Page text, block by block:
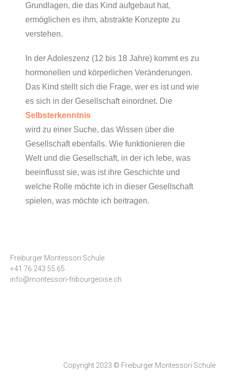
Grundlagen, die das Kind aufgebaut hat,
ermöglichen es ihm, abstrakte Konzepte zu
verstehen.
In der Adoleszenz (12 bis 18 Jahre) kommt es zu
hormonellen und körperlichen Veränderungen.
Das Kind stellt sich die Frage, wer es ist und wie
es sich in der Gesellschaft einordnet. Die
Selbsterkenntnis
wird zu einer Suche, das Wissen über die
Gesellschaft ebenfalls. Wie funktionieren die
Welt und die Gesellschaft, in der ich lebe, was
beeinflusst sie, was ist ihre Geschichte und
welche Rolle möchte ich in dieser Gesellschaft
spielen, was möchte ich beitragen.
Freiburger Montessori Schule
+41 76 243 55 65
info@montessori-fribourgeoise.ch
Copyright 2023 © Freiburger Montessori Schule